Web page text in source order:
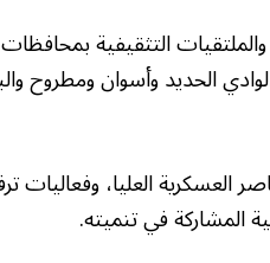
التثقيفية بمحافظات
الحديد وأسوان ومطروح
العليا، وفعاليات
المشاركة في تنميته.